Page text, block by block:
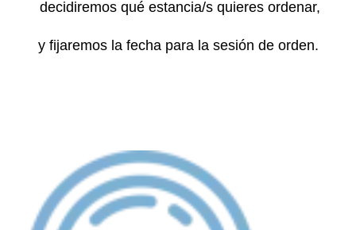
decidiremos qué estancia/s quieres ordenar,
y fijaremos la fecha para la sesión de orden.